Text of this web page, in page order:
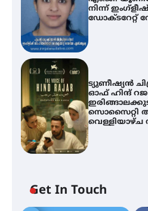
നിന്ന്
ഡോക്ടറേറ്റ്
ട്യുണീഷ്യൻ
ഓഫ് ഹിന്ദ്
സൊസൈറ്റി
വെള്ളിയാഴ്ച
Get In Touch
അവധി